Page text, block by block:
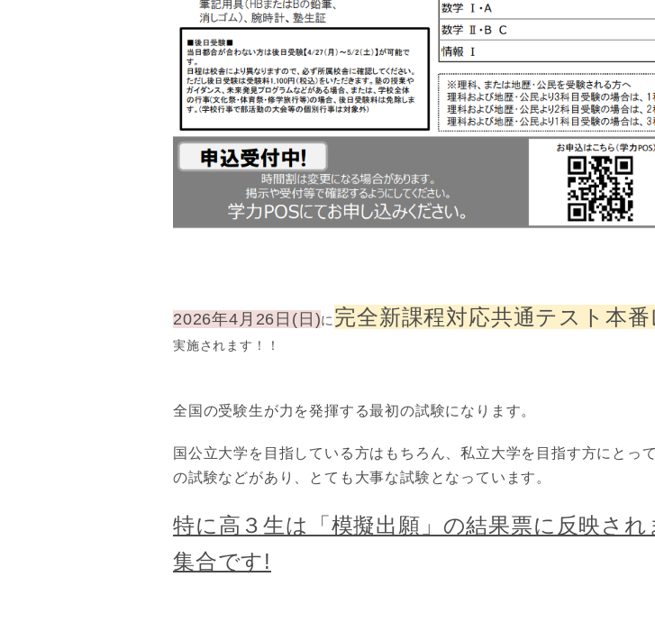
2026年4月26日(日)に 完全新課程対応共通テスト本
実施されます！！
全国の受験生が力を発揮する最初の試験になります。
国公立大学を目指している方はもちろん、私立大学を目指す方にとっ
の試験などがあり、とても大事な試験となっています。
特に高３生は「模擬出願」の結果票に反映され
集合です!